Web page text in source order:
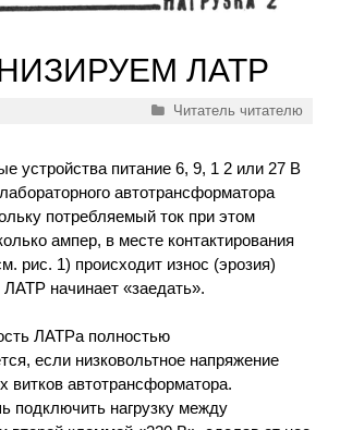
ЛАТР
Рубрики
Читатель читателю
устройства питание 6, 9, 1 2 или 27 В
автотрансформатора
потребляемый ток при этом
ампер, в месте контактирования
рис. 1) происходит износ (эрозия)
ЛАТР начинает «заедать».
ЛАТРа полностью
если низковольтное напряжение
витков автотрансформатора.
подключить нагрузку между